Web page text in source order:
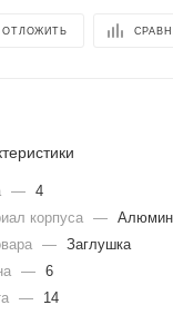
ОТЛОЖИТЬ
—
4
корпуса
—
—
Заглушка
—
6
—
14